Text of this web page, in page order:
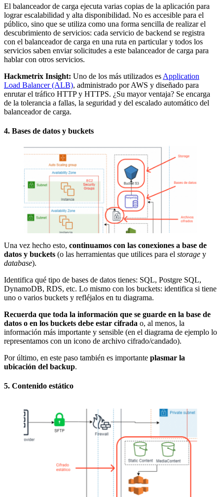
El balanceador de carga ejecuta varias copias de la aplicación para
lograr escalabilidad y alta disponibilidad. No es accesible para el
público, sino que se utiliza como una forma sencilla de realizar el
descubrimiento de servicios: cada servicio de backend se registra
con el balanceador de carga en una ruta en particular y todos los
servicios saben enviar solicitudes a este balanceador de carga para
hablar con otros servicios.
Hackmetrix Insight: Uno de los más utilizados es Application
Load Balancer (ALB), administrado por AWS y diseñado para
enrutar el tráfico HTTP y HTTPS. ¿Su mayor ventaja? Se encarga
de la tolerancia a fallas, la seguridad y del escalado automático del
balanceador de carga.
4. Bases de datos y buckets
Una vez hecho esto, continuamos con las conexiones a base de
datos y buckets (o las herramientas que utilices para el storage y
database).
Identifica qué tipo de bases de datos tienes: SQL, Postgre SQL,
DynamoDB, RDS, etc. Lo mismo con los buckets: identifica si tiene
uno o varios buckets y refléjalos en tu diagrama.
Recuerda que toda la información que se guarde en la base de
datos o en los buckets debe estar cifrada o, al menos, la
información más importante y sensible (en el diagrama de ejemplo lo
representamos con un icono de archivo cifrado/candado).
Por último, en este paso también es importante plasmar la
ubicación del backup.
5. Contenido estático